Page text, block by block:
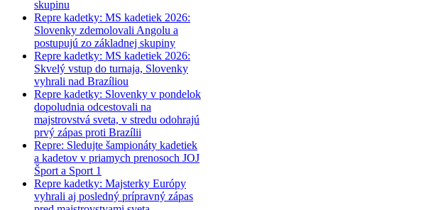
skupinu
Repre kadetky: MS kadetiek 2026:
Slovenky zdemolovali Angolu a
postupujú zo základnej skupiny
Repre kadetky: MS kadetiek 2026:
Skvelý vstup do turnaja, Slovenky
vyhrali nad Brazíliou
Repre kadetky: Slovenky v pondelok
dopoludnia odcestovali na
majstrovstvá sveta, v stredu odohrajú
prvý zápas proti Brazílii
Repre: Sledujte šampionáty kadetiek
a kadetov v priamych prenosoch JOJ
Šport a Sport 1
Repre kadetky: Majsterky Európy
vyhrali aj posledný prípravný zápas